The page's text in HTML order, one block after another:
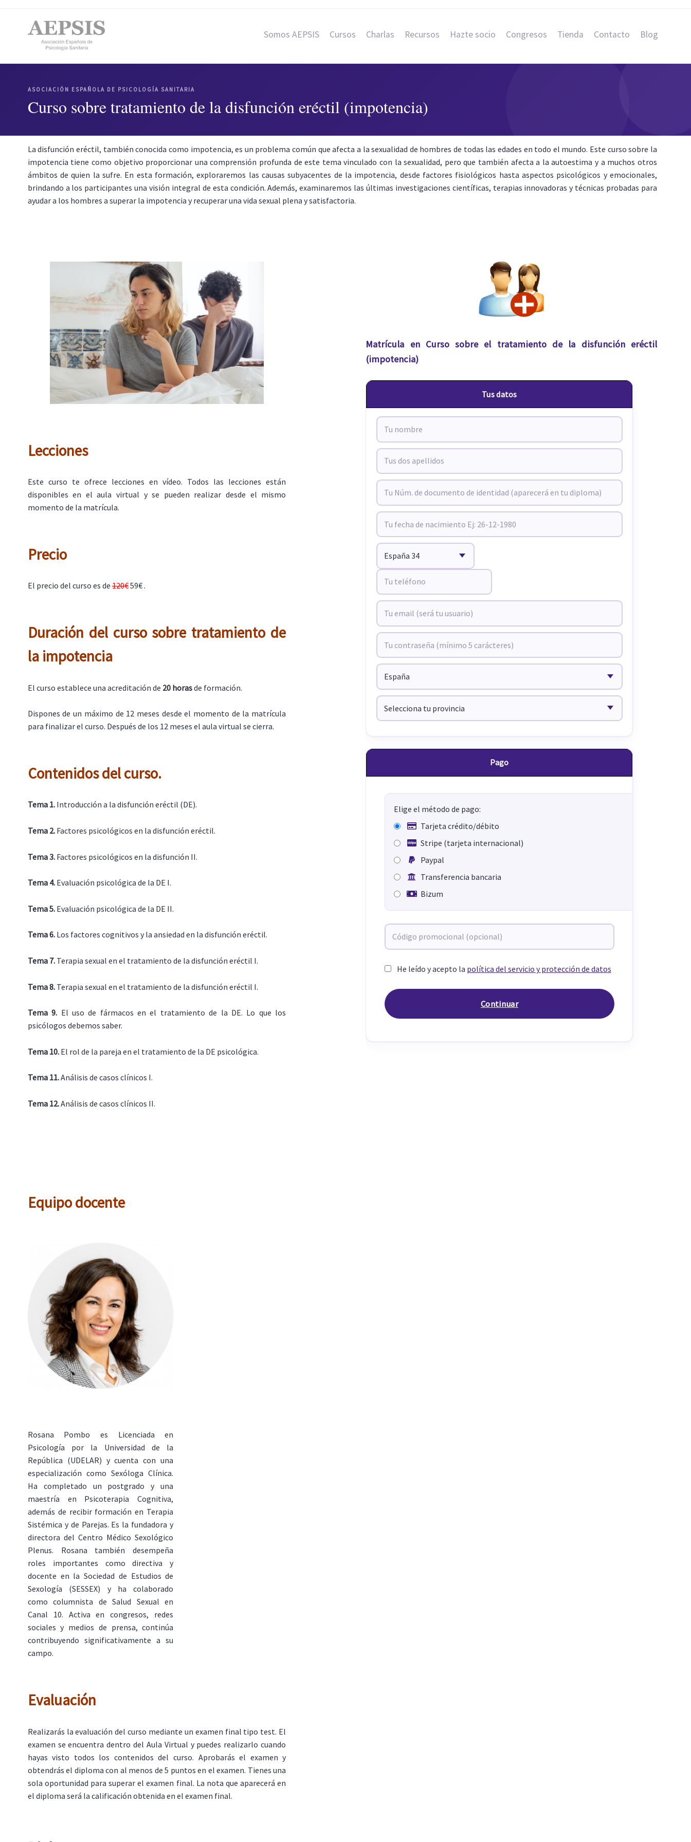
Somos AEPSIS Cursos Charlas Recursos Hazte socio Congresos Tienda Contacto Blog
ASOCIACIÓN ESPAÑOLA DE PSICOLOGÍA SANITARIA
Curso sobre tratamiento de la disfunción eréctil (impotencia)
La disfunción eréctil, también conocida como impotencia, es un problema común que afecta a la sexualidad de hombres de todas las edades en todo el mundo. Este curso sobre la
impotencia tiene como objetivo proporcionar una comprensión profunda de este tema vinculado con la sexualidad, pero que también afecta a la autoestima y a muchos otros
ámbitos de quien la sufre. En esta formación, exploraremos las causas subyacentes de la impotencia, desde factores fisiológicos hasta aspectos psicológicos y emocionales,
brindando a los participantes una visión integral de esta condición. Además, examinaremos las últimas investigaciones científicas, terapias innovadoras y técnicas probadas para
ayudar a los hombres a superar la impotencia y recuperar una vida sexual plena y satisfactoria.
Lecciones
Este curso te ofrece lecciones en vídeo. Todos las lecciones están
disponibles en el aula virtual y se pueden realizar desde el mismo
momento de la matrícula.
Precio
El precio del curso es de120€59€ .
Duración del curso sobre tratamiento de
la impotencia
El curso establece una acreditación de 20 horasde formación.
Dispones de un máximo de 12 meses desde el momento de la matrícula
para finalizar el curso. Después de los 12 meses el aula virtual se cierra.
Contenidos del curso.
Tema 1. Introducción a la disfunción eréctil (DE).
Tema 2. Factores psicológicos en la disfunción eréctil.
Tema 3. Factores psicológicos en la disfunción II.
Tema 4. Evaluación psicológica de la DE I.
Tema 5.Evaluación psicológica de la DE II.
Tema 6. Los factores cognitivos y la ansiedad en la disfunción eréctil.
Tema 7. Terapia sexual en el tratamiento de la disfunción eréctil I.
Tema 8. Terapia sexual en el tratamiento de la disfunción eréctil I.
Tema 9. El uso de fármacos en el tratamiento de la DE. Lo que los
psicólogos debemos saber.
Tema 10.El rol de la pareja en el tratamiento de la DE psicológica.
Tema 11.Análisis de casos clínicos I.
Tema 12.Análisis de casos clínicos II.
Matrícula en Curso sobre el tratamiento de la disfunción eréctil
(impotencia)
Tus datos
Pago
Elige el método de pago:
Tarjeta crédito/débito
Stripe (tarjeta internacional)
Paypal
Transferencia bancaria
Bizum
He leído y acepto la política del servicio y protección de datos
Equipo docente
Rosana Pombo es Licenciada en
Psicología por la Universidad de la
República (UDELAR) y cuenta con una
especialización como Sexóloga Clínica.
Ha completado un postgrado y una
maestría en Psicoterapia Cognitiva,
además de recibir formación en Terapia
Sistémica y de Parejas. Es la fundadora y
directora del Centro Médico Sexológico
Plenus. Rosana también desempeña
roles importantes como directiva y
docente en la Sociedad de Estudios de
Sexología (SESSEX) y ha colaborado
como columnista de Salud Sexual en
Canal 10. Activa en congresos, redes
sociales y medios de prensa, continúa
contribuyendo significativamente a su
campo.
Evaluación
Realizarás la evaluación del curso mediante un examen final tipo test. El
examen se encuentra dentro del Aula Virtual y puedes realizarlo cuando
hayas visto todos los contenidos del curso. Aprobarás el examen y
obtendrás el diploma con al menos de 5 puntos en el examen. Tienes una
sola oportunidad para superar el examen final. La nota que aparecerá en
el diploma será la calificación obtenida en el examen final.